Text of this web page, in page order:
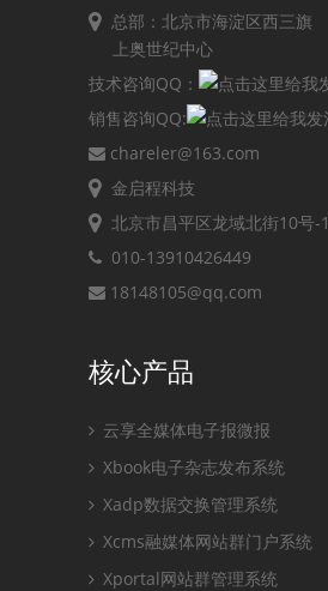
总部：北京市海淀区西三旗
上奥世纪中心
技术咨询QQ：
销售咨询QQ:
chareler@163.com
金启程科技
北京市昌平区龙域北街10号-
010-13910426449
18148105@qq.com
核心产品
云享全媒体电子报微报
Xbook电子杂志发布系统
Xadp数据交换管理系统
Xcms融媒体网站群门户系统
Xportal网站群管理系统